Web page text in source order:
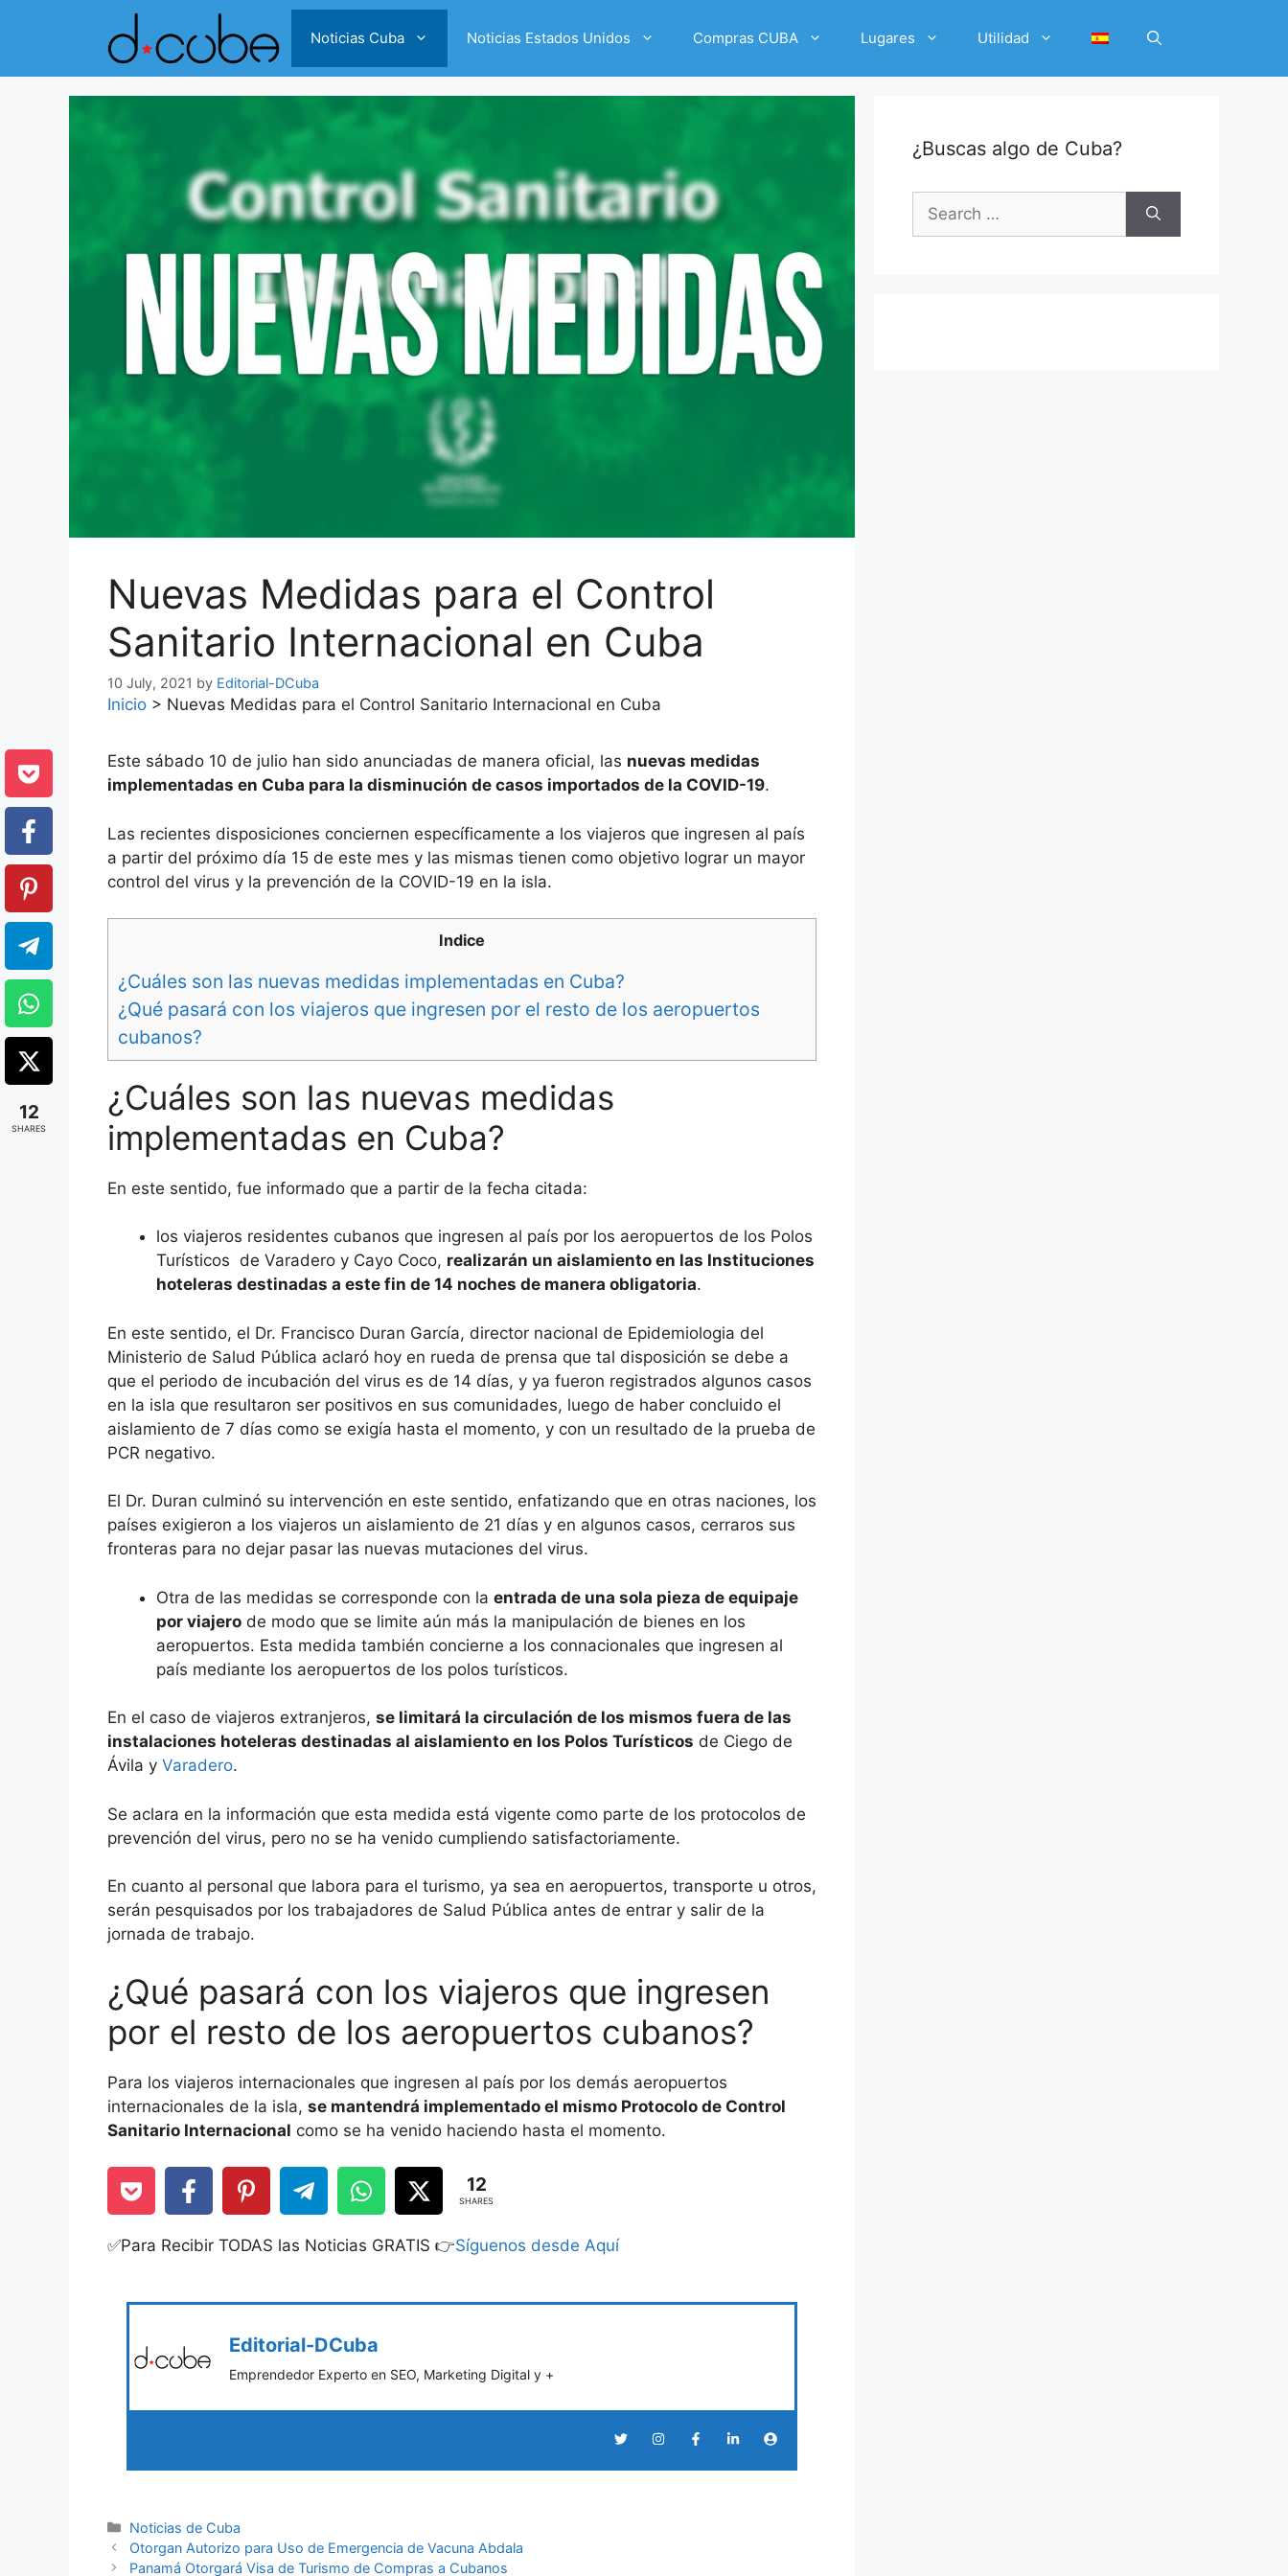
Noticias Cuba Noticias Estados Unidos Compras CUBA Lugares Utilidad
Nuevas Medidas para el Control
Sanitario Internacional en Cuba
10 July, 2021 by Editorial-DCuba
Inicio > Nuevas Medidas para el Control Sanitario Internacional en Cuba
Este sábado 10 de julio han sido anunciadas de manera oficial, las nuevas medidas
implementadas en Cuba para la disminución de casos importados de la COVID-19.
Las recientes disposiciones conciernen específicamente a los viajeros que ingresen al país
a partir del próximo día 15 de este mes y las mismas tienen como objetivo lograr un mayor
control del virus y la prevención de la COVID-19 en la isla.
Indice
¿Cuáles son las nuevas medidas implementadas en Cuba?
¿Qué pasará con los viajeros que ingresen por el resto de los aeropuertos
cubanos?
¿Cuáles son las nuevas medidas
implementadas en Cuba?
En este sentido, fue informado que a partir de la fecha citada:
los viajeros residentes cubanos que ingresen al país por los aeropuertos de los Polos
Turísticos de Varadero y Cayo Coco, realizarán un aislamiento en las Instituciones
hoteleras destinadas a este fin de 14 noches de manera obligatoria.
En este sentido, el Dr. Francisco Duran García, director nacional de Epidemiologia del
Ministerio de Salud Pública aclaró hoy en rueda de prensa que tal disposición se debe a
que el periodo de incubación del virus es de 14 días, y ya fueron registrados algunos casos
en la isla que resultaron ser positivos en sus comunidades, luego de haber concluido el
aislamiento de 7 días como se exigía hasta el momento, y con un resultado de la prueba de
PCR negativo.
El Dr. Duran culminó su intervención en este sentido, enfatizando que en otras naciones, los
países exigieron a los viajeros un aislamiento de 21 días y en algunos casos, cerraros sus
fronteras para no dejar pasar las nuevas mutaciones del virus.
Otra de las medidas se corresponde con la entrada de una sola pieza de equipaje
por viajero de modo que se limite aún más la manipulación de bienes en los
aeropuertos. Esta medida también concierne a los connacionales que ingresen al
país mediante los aeropuertos de los polos turísticos.
En el caso de viajeros extranjeros, se limitará la circulación de los mismos fuera de las
instalaciones hoteleras destinadas al aislamiento en los Polos Turísticos de Ciego de
Ávila y Varadero.
Se aclara en la información que esta medida está vigente como parte de los protocolos de
prevención del virus, pero no se ha venido cumpliendo satisfactoriamente.
En cuanto al personal que labora para el turismo, ya sea en aeropuertos, transporte u otros,
serán pesquisados por los trabajadores de Salud Pública antes de entrar y salir de la
jornada de trabajo.
¿Qué pasará con los viajeros que ingresen
por el resto de los aeropuertos cubanos?
Para los viajeros internacionales que ingresen al país por los demás aeropuertos
internacionales de la isla, se mantendrá implementado el mismo Protocolo de Control
Sanitario Internacional como se ha venido haciendo hasta el momento.
12
SHARES
✅Para Recibir TODAS las Noticias GRATIS 👉Síguenos desde Aquí
Editorial-DCuba
Emprendedor Experto en SEO, Marketing Digital y +
Categories
Noticias de Cuba
Otorgan Autorizo para Uso de Emergencia de Vacuna Abdala
Panamá Otorgará Visa de Turismo de Compras a Cubanos
¿Buscas algo de Cuba?
Search
for:
12
SHARES